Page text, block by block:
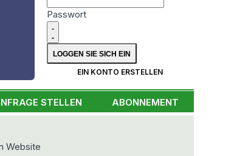
Passwort
EIN KONTO ERSTELLEN
STELLEN ABONNEMENT
Website